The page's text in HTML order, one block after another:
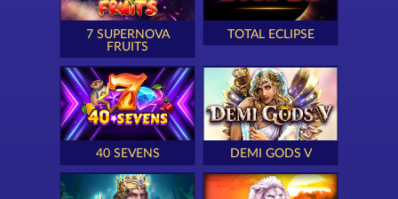
7 SUPERNOVA
FRUITS
TOTAL ECLIPSE
40 SEVENS DEMI GODS V